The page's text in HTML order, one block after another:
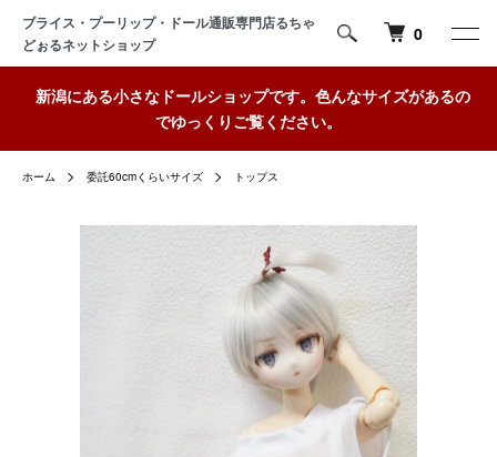
ブライス・プーリップ・ドール通販専門店るちゃ
どぉるネットショップ
0
新潟にある小さなドールショップです。色んなサイズがあるの
でゆっくりご覧ください。
ホーム 委託60cmくらいサイズ トップス